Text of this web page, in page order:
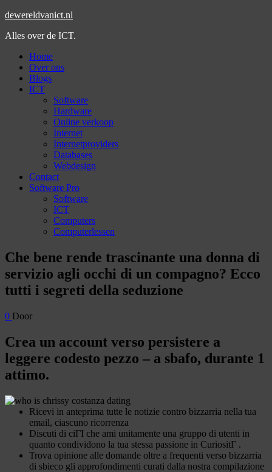
dewereldvanict.nl
Alles over de ICT.
Home
Over ons
Blogs
ICT
Software
Hardware
Online verkoop
Internet
Internetproviders
Databases
Webdesign
Contact
Software Pro
Software
ICT
Computers
Computerlessen
Che bene rende trascinante una donna di
servizio agli occhi di un compagno? Ecco
tutti i segreti della seduzione
0 Door
Crea un account verso persistere a
leggere codesto pezzo – a sbafo, durante 1
attimo.
Ricevi in anteprima tutte le notizie contro bizzarria nella tua
email, ciascuno ricorrenza
Discuti di ciГІ che ami unitamente una gruppo di utenti in
quanto condividono la tua stessa passione in CuriositГ .
Trova opinione alle domande oltre a frequenti verso bizzarria
di sbieco gli approfondimenti curati dalla nostra compilazione